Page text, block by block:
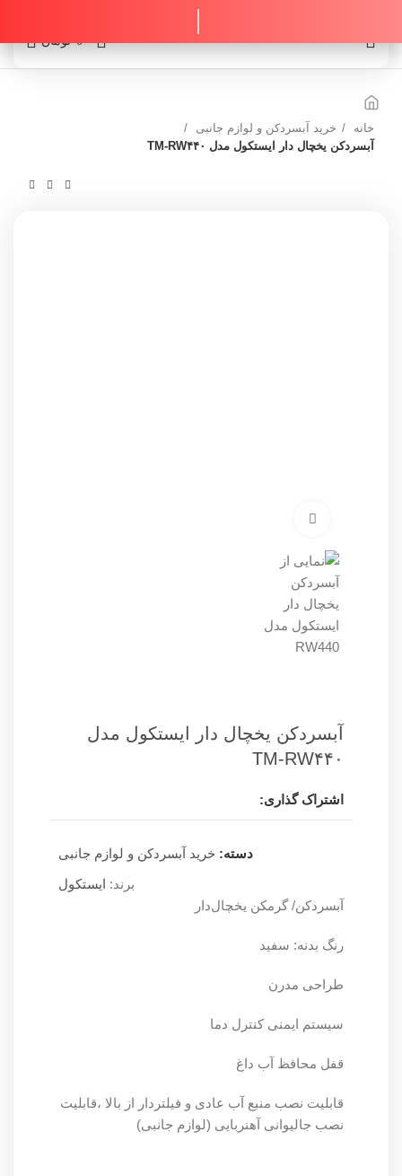
تومان 0
خانه
خرید آبسردکن و لوازم جانبی
آبسردکن یخچال دار ایستکول مدل TM-RW۴۴۰
آبسردکن یخچال دار ایستکول مدل
TM-RW۴۴۰
اشتراک گذاری:
دسته: خرید آبسردکن و لوازم جانبی
برند: ایستکول
آب‏سردکن/ گرم‏کن یخچال‌دار
رنگ بدنه: سفید
طراحی مدرن
سیستم ایمنی کنترل دما
قفل محافظ آب داغ
قابلیت نصب منبع آب عادی و فیلتردار از بالا ،قابلیت
نصب جالیوانی آهنربایی (لوازم جانبی)